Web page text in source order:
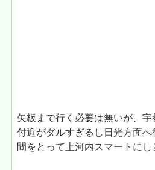
矢板まで行く必要は無いが、
付近がダルすぎるし日光方面へ
間をとって上河内スマートにし